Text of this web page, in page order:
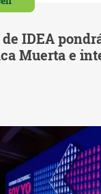
IDEA
Muerta e